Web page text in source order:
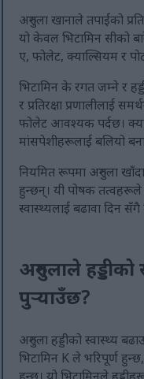
अरुगुला खानाले तपाईंको
यो केवल भिटामिन सीको
ए, फोलेट, क्याल्सियम र
भिटामिन के रगत जम्ने र
र प्रतिरक्षा प्रणालीलाई
फोलेट आवश्यक पर्दछ।
मांसपेशीहरूलाई बलियो
नियमित रूपमा अरुगुला
हुन्छन्। यी पोषक तत्वहरूले
स्वास्थ्यलाई बढावा दिन
अरुगुलाले
पुर्‍याउँछ?
अरुगुला हड्डीको स्वास्थ्य
भिटामिन K ले भरिपूर्ण